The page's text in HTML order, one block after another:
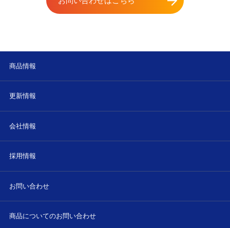
商品情報
更新情報
会社情報
採用情報
お問い合わせ
商品についてのお問い合わせ